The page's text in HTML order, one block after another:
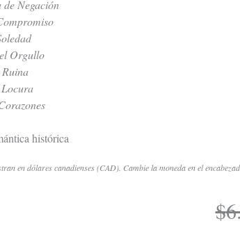
de Negación
Orgullo
histórica
en dólares canadienses (CAD). Cambie la moneda en el
$